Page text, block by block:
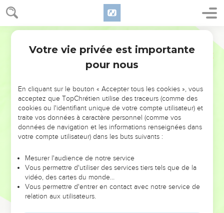
NE MANQUEZ PAS L’ÉVÉNEMENT
DE L’ANNÉE !
ET SI LEURS ERREURS POUVAIENT VOUS ÉVITER LES
VOTRES ?
leur foi ou leur vision. Mais on voit moins les doutes, les erreurs
et les saisons difficiles qu'ils ont traversés, alors même que ce
sont elles qui les ont façonnés.
Dans cette conférence, leaders, entrepreneurs, et responsables
Votre vie privée est importante
pour nous
En cliquant sur le bouton « Accepter tous les cookies », vous
acceptez que TopChrétien utilise des traceurs (comme des
cookies ou l'identifiant unique de votre compte utilisateur) et
traite vos données à caractère personnel (comme vos
données de navigation et les informations renseignées dans
votre compte utilisateur) dans les buts suivants :
Mesurer l'audience de notre service
Vous permettre d'utiliser des services tiers tels que de la
vidéo, des cartes du monde…
Vous permettre d'entrer en contact avec notre service de
relation aux utilisateurs.